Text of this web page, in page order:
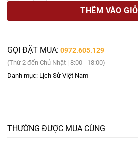
THÊM VÀO GIỎ
GỌI ĐẶT MUA: 0972.605.129
(Thứ 2 đến Chủ Nhật | 8:00 - 18:00)
Danh mục: Lịch Sử Việt Nam
THƯỜNG ĐƯỢC MUA CÙNG